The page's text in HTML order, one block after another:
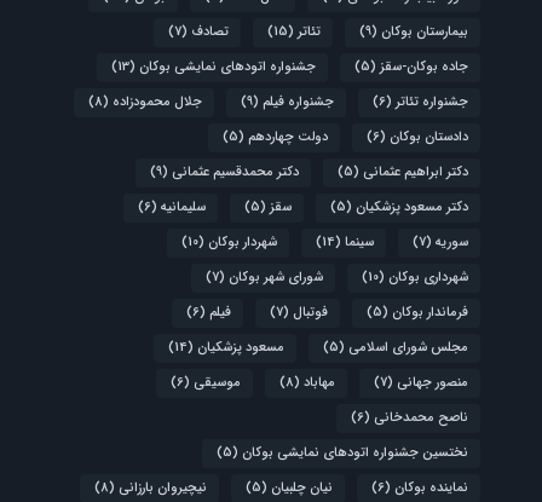
بیمارستان بوکان (9) تئاتر (15) تصادف (7)
جاده بوکان-سقز (5) جشنواره اتودهای نمایشی بوکان (13)
جشنواره تئاتر (6) جشنواره فیلم (9) جلال محمودزاده (8)
دادستان بوکان (6) دولت چهاردهم (5)
دکتر ابراهیم عثمانی (5) دکتر محمدقسیم عثمانی (9)
دکتر مسعود پزشکیان (5) سقز (5) سلیمانیه (6)
سوریه (7) سینما (14) شهردار بوکان (10)
شهرداری بوکان (10) شورای شهر بوکان (7)
فرماندار بوکان (5) فوتبال (7) فیلم (6)
مجلس شورای اسلامی (5) مسعود پزشکیان (14)
منصور جهانی (7) مهاباد (8) موسیقی (6)
ناصح محمدخانی (6)
نختسین جشنواره اتودهای نمایشی بوکان (5)
نماینده بوکان (6) نیان چلبیان (5) نیچیروان بارزانی (8)